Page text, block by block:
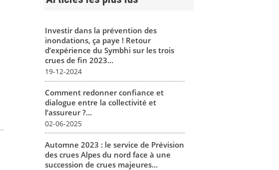
Investir dans la prévention des
inondations, ça paye ! Retour
d’expérience du Symbhi sur les trois
crues de fin 2023...
19-12-2024
Comment redonner confiance et
dialogue entre la collectivité et
l’assureur ?...
02-06-2025
Automne 2023 : le service de Prévision
des crues Alpes du nord face à une
succession de crues majeures...